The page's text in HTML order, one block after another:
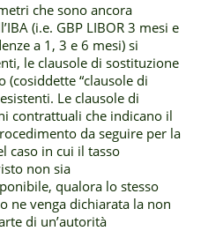
che sono ancora
(i.e. GBP LIBOR 3 mesi e
a 1, 3 e 6 mesi) si
le clausole di sostituzione
“clausole di
Le clausole di
contrattuali che indicano il
da seguire per la
caso in cui il tasso
non sia
qualora lo stesso
ne venga dichiarata la non
di un’autorità